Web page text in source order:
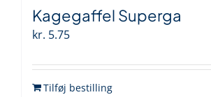
Kagegaffel Superga
kr. 5.75
Tilføj bestilling